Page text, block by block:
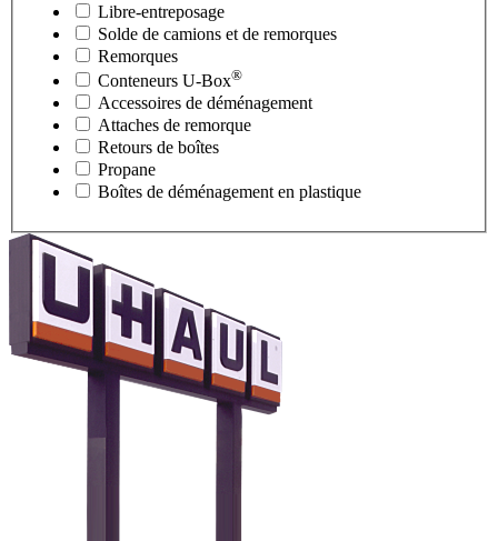
Libre-entreposage
Solde de camions et de remorques
Remorques
Conteneurs U-Box®
Accessoires de déménagement
Attaches de remorque
Retours de boîtes
Propane
Boîtes de déménagement en plastique